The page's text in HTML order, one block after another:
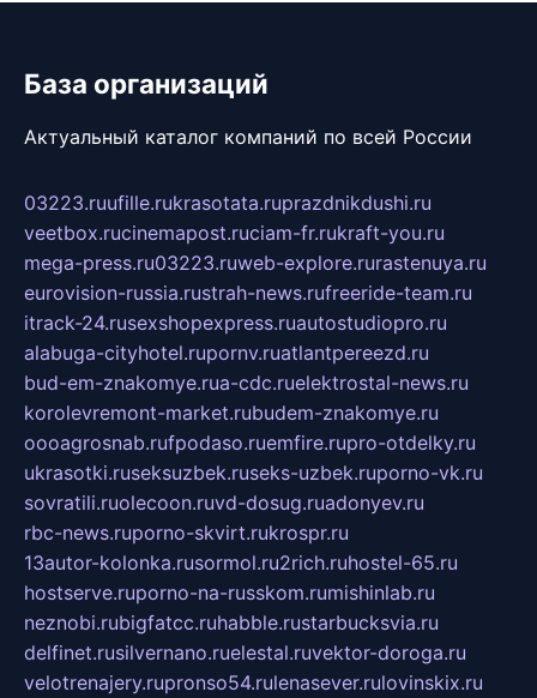
База организаций
Актуальный каталог компаний по всей России
03223.ruufille.rukrasotata.ruprazdnikdushi.ru
veetbox.rucinemapost.ruciam-fr.rukraft-you.ru
mega-press.ru03223.ruweb-explore.rurastenuya.ru
eurovision-russia.rustrah-news.rufreeride-team.ru
itrack-24.rusexshopexpress.ruautostudiopro.ru
alabuga-cityhotel.rupornv.ruatlantpereezd.ru
bud-em-znakomye.rua-cdc.ruelektrostal-news.ru
korolevremont-market.rubudem-znakomye.ru
oooagrosnab.rufpodaso.ruemfire.rupro-otdelky.ru
ukrasotki.ruseksuzbek.ruseks-uzbek.ruporno-vk.ru
sovratili.ruolecoon.ruvd-dosug.ruadonyev.ru
rbc-news.ruporno-skvirt.rukrospr.ru
13autor-kolonka.rusormol.ru2rich.ruhostel-65.ru
hostserve.ruporno-na-russkom.rumishinlab.ru
neznobi.rubigfatcc.ruhabble.rustarbucksvia.ru
delfinet.rusilvernano.ruelestal.ruvektor-doroga.ru
velotrenajery.rupronso54.rulenasever.rulovinskix.ru